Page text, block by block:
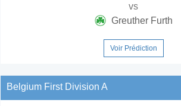
vs
Greuther Furth
Voir Prédiction
Belgium First Division A